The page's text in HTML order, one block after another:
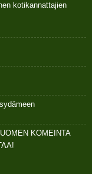
kotikannattajien
KOMEINTA